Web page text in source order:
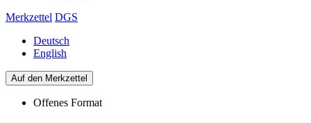
Merkzettel DGS
Deutsch
English
Auf den Merkzettel
Offenes Format